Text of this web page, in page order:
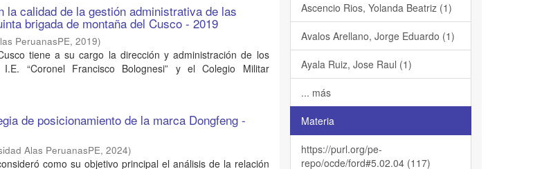
la calidad de la gestión administrativa de las
brigada de montaña del Cusco - 2019
PeruanasPE,2019)
tiene a su cargo la dirección y administración de los
I.E. “Coronel Francisco Bolognesi” y el Colegio Militar
de posicionamiento de la marca Dongfeng -
Alas PeruanasPE,2024)
como su objetivo principal el análisis de la relación
Ascencio Rios, Yolanda Beatriz (1)
Avalos Arellano, Jorge Eduardo (1)
Ayala Ruiz, Jose Raul (1)
... más
Materia
https://purl.org/pe-
repo/ocde/ford#5.02.04 (117)